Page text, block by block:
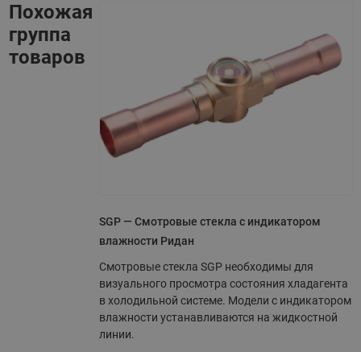
Похожая
группа
товаров
SGP — Смотровые стекла с индикатором
влажности Ридан
Смотровые стекла SGP необходимы для
визуального просмотра состояния хладагента
в холодильной системе. Модели с индикатором
влажности устанавливаются на жидкостной
линии.